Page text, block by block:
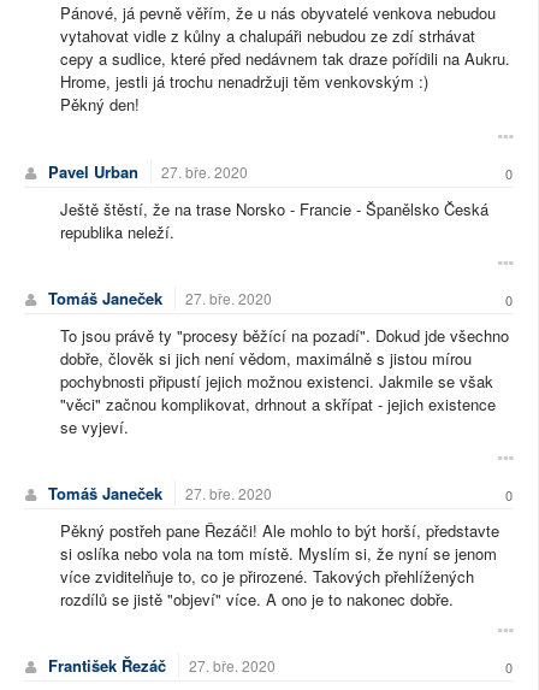
Pánové, já pevně věřím, že u nás obyvatelé venkova nebudou
vytahovat vidle z kůlny a chalupáři nebudou ze zdí strhávat
cepy a sudlice, které před nedávnem tak draze pořídili na Aukru.
Hrome, jestli já trochu nenadržuji těm venkovským :)
Pěkný den!
Pavel Urban 27. bře. 2020 0
Ještě štěstí, že na trase Norsko - Francie - Španělsko Česká
republika neleží.
Tomáš Janeček 27. bře. 2020 0
To jsou právě ty "procesy běžící na pozadí". Dokud jde všechno
dobře, člověk si jich není vědom, maximálně s jistou mírou
pochybnosti připustí jejich možnou existenci. Jakmile se však
"věci" začnou komplikovat, drhnout a skřípat - jejich existence
se vyjeví.
Tomáš Janeček 27. bře. 2020 0
Pěkný postřeh pane Řezáči! Ale mohlo to být horší, představte
si oslíka nebo vola na tom místě. Myslím si, že nyní se jenom
více zviditelňuje to, co je přirozené. Takových přehlížených
rozdílů se jistě "objeví" více. A ono je to nakonec dobře.
František Řezáč 27. bře. 2020 0